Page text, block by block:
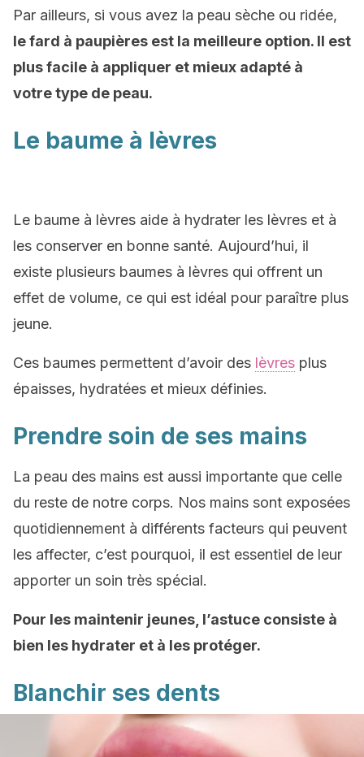
Par ailleurs, si vous avez la peau sèche ou ridée,
le fard à paupières est la meilleure option. Il est
plus facile à appliquer et mieux adapté à
votre type de peau.
Le baume à lèvres
Le baume à lèvres aide à hydrater les lèvres et à
les conserver en bonne santé. Aujourd’hui, il
existe plusieurs baumes à lèvres qui offrent un
effet de volume, ce qui est idéal pour paraître plus
jeune.
Ces baumes permettent d’avoir des lèvres plus
épaisses, hydratées et mieux définies.
Prendre soin de ses mains
La peau des mains est aussi importante que celle
du reste de notre corps. Nos mains sont exposées
quotidiennement à différents facteurs qui peuvent
les affecter, c’est pourquoi, il est essentiel de leur
apporter un soin très spécial.
Pour les maintenir jeunes, l’astuce consiste à
bien les hydrater et à les protéger.
Blanchir ses dents